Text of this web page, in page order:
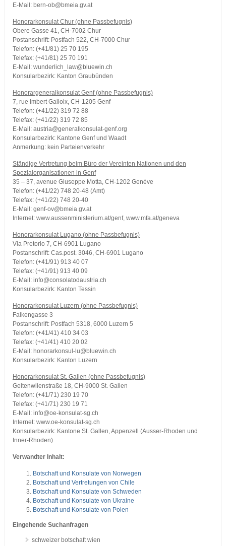
E-Mail: bern-ob@bmeia.gv.at
Honorarkonsulat Chur (ohne Passbefugnis)
Obere Gasse 41, CH-7002 Chur
Postanschrift: Postfach 522, CH-7000 Chur
Telefon: (+41/81) 25 70 195
Telefax: (+41/81) 25 70 191
E-Mail: wunderlich_law@bluewin.ch
Konsularbezirk: Kanton Graubünden
Honorargeneralkonsulat Genf (ohne Passbefugnis)
7, rue Imbert Galloix, CH-1205 Genf
Telefon: (+41/22) 319 72 88
Telefax: (+41/22) 319 72 85
E-Mail: austria@generalkonsulat-genf.org
Konsularbezirk: Kantone Genf und Waadt
Anmerkung: kein Parteienverkehr
Ständige Vertretung beim Büro der Vereinten Nationen und den
Spezialorganisationen in Genf
35 – 37, avenue Giuseppe Motta, CH-1202 Genève
Telefon: (+41/22) 748 20-48 (Amt)
Telefax: (+41/22) 748 20-40
E-Mail: genf-ov@bmeia.gv.at
Internet: www.aussenministerium.at/genf, www.mfa.at/geneva
Honorarkonsulat Lugano (ohne Passbefugnis)
Via Pretorio 7, CH-6901 Lugano
Postanschrift: Cas.post. 3046, CH-6901 Lugano
Telefon: (+41/91) 913 40 07
Telefax: (+41/91) 913 40 09
E-Mail: info@consolatodaustria.ch
Konsularbezirk: Kanton Tessin
Honorarkonsulat Luzern (ohne Passbefugnis)
Falkengasse 3
Postanschrift: Postfach 5318, 6000 Luzern 5
Telefon: (+41/41) 410 34 03
Telefax: (+41/41) 410 20 02
E-Mail: honorarkonsul-lu@bluewin.ch
Konsularbezirk: Kanton Luzern
Honorarkonsulat St. Gallen (ohne Passbefugnis)
Geltenwilenstraße 18, CH-9000 St. Gallen
Telefon: (+41/71) 230 19 70
Telefax: (+41/71) 230 19 71
E-Mail: info@oe-konsulat-sg.ch
Internet: www.oe-konsulat-sg.ch
Konsularbezirk: Kantone St. Gallen, Appenzell (Ausser-Rhoden und
Inner-Rhoden)
Verwandter Inhalt:
Botschaft und Konsulate von Norwegen
Botschaft und Vertretungen von Chile
Botschaft und Konsulate von Schweden
Botschaft und Konsulate von Ukraine
Botschaft und Konsulate von Polen
Eingehende Suchanfragen
schweizer botschaft wien